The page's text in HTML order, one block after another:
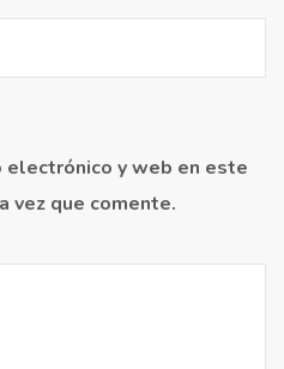
electrónico y web en este
vez que comente.